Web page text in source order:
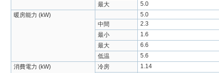
最大
5.0
暖房能力 (kW)
5.0
中間
2.3
最小
1.6
最大
6.6
低温
5.6
消費電力 (kW)
冷房
1.14